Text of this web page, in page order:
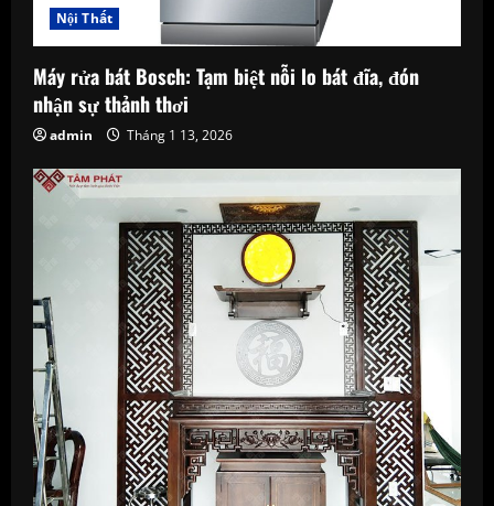
o
n
Nội Thất
Máy rửa bát Bosch: Tạm biệt nỗi lo bát đĩa, đón
nhận sự thảnh thơi
admin Tháng 1 13, 2026